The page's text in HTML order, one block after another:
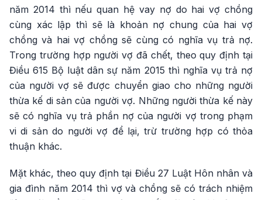
năm 2014 thì nếu quan hệ vay nợ do hai vợ chồng
cùng xác lập thì sẽ là khoản nợ chung của hai vợ
chồng và hai vợ chồng sẽ cùng có nghĩa vụ trả nợ.
Trong trường hợp người vợ đã chết, theo quy định tại
Điều 615 Bộ luật dân sự năm 2015 thì nghĩa vụ trả nợ
của người vợ sẽ được chuyển giao cho những người
thừa kế di sản của người vợ. Những người thừa kế này
sẽ có nghĩa vụ trả phần nợ của người vợ trong phạm
vi di sản do người vợ để lại, trừ trường hợp có thỏa
thuận khác.
Mặt khác, theo quy định tại Điều 27 Luật Hôn nhân và
gia đình năm 2014 thì vợ và chồng sẽ có trách nhiệm